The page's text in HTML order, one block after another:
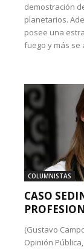
demostración
planetarios.
posee una
fuego y más se
COLUMNISTAS
CASO
(Gustavo
Opinión